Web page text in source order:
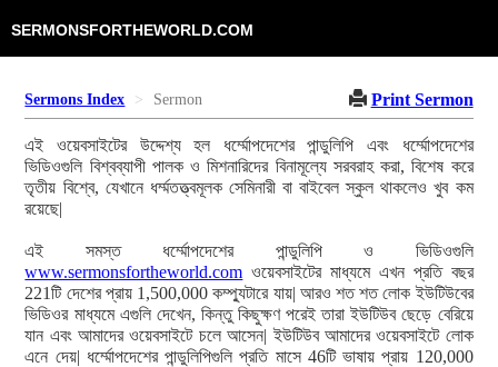
SERMONSFORTHEWORLD.COM
Sermons Index Sermon Print Sermon
এই ওয়েবসাইটের উদ্দেশ্য হল ধর্ম্মোপদেশের পান্ডুলিপি এবং ধর্ম্মোপদেশের
ভিডিওগুলি বিশ্বব্যাপী পালক ও মিশনারিদের বিনামূল্যে সরবরাহ করা, বিশেষ করে
তৃতীয় বিশ্বে, যেখানে ধর্ম্মতত্ত্বমূলক সেমিনারী বা বাইবেল স্কুল থাকলেও খুব কম
রয়েছে|
এই সমস্ত ধর্ম্মোপদেশের পান্ডুলিপি ও ভিডিওগুলি
www.sermonsfortheworld.com ওয়েবসাইটের মাধ্যমে এখন প্রতি বছর
221টি দেশের প্রায় 1,500,000 কম্প্যুটারে যায়| আরও শত শত লোক ইউটিউবের
ভিডিওর মাধ্যমে এগুলি দেখেন, কিন্তু কিছুক্ষণ পরেই তারা ইউটিউব ছেড়ে বেরিয়ে
যান এবং আমাদের ওয়েবসাইটে চলে আসেন| ইউটিউব আমাদের ওয়েবসাইটে লোক
এনে দেয়| ধর্ম্মোপদেশের পান্ডুলিপিগুলি প্রতি মাসে 46টি ভাষায় প্রায় 120,000